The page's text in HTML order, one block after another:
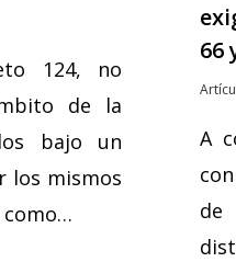
124, no
de la
bajo un
los mismos
como…
66
A
de